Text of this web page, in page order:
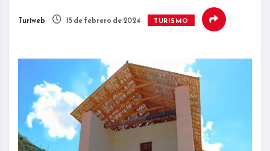
Turiweb 15 de febrero de 2024 TURISMO